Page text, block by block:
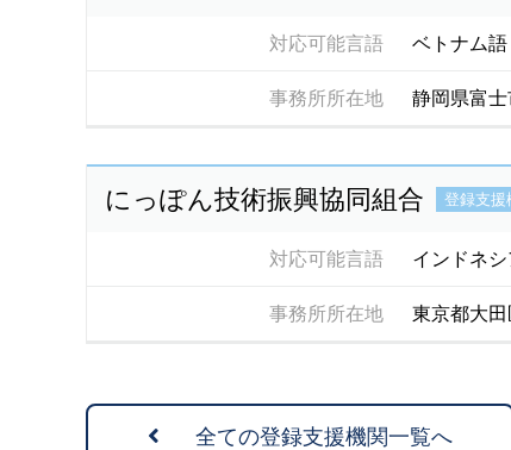
対応可能言語 ベトナム
事務所所在地 静岡県富
にっぽん技術振興協同組合 登録支援
対応可能言語 インドネ
事務所所在地 東京都大
全ての登録支援機関一覧へ